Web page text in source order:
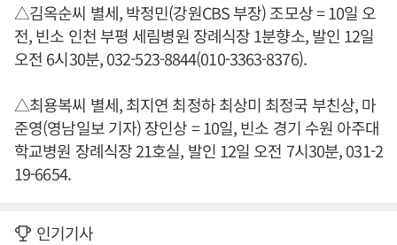
△김옥순씨 별세, 박정민(강원CBS 부장) 조모상 = 10일 오
전, 빈소 인천 부평 세림병원 장례식장 1분향소, 발인 12일
오전 6시30분, 032-523-8844(010-3363-8376).
△최용복씨 별세, 최지연 최정하 최상미 최정국 부친상, 마
준영(영남일보 기자) 장인상 = 10일, 빈소 경기 수원 아주대
학교병원 장례식장 21호실, 발인 12일 오전 7시30분, 031-2
19-6654.
인기기사